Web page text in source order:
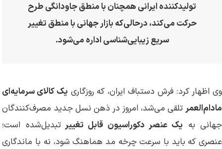
تولیدکننده ایرانی همچنان با منطق جاودانگی طرح
حرکت می‌کند، درحالی‌که بازار جهانی با منطق تغییر
سریع زیبایی‌شناسی اداره می‌شود.
وی اظهار کرد: فرش دستباف ایران، که روزگاری یک کالای سرمایه‌ای
مادام‌العمرتلقی می‌شد، امروز در ذهن نسل جدید مصرف‌کنندگان
جهانی به یک عنصر دکوراسیون قابل‌ تغییرتبدیل‌شده است؛
عنصری که باید با سرعت چرخه مد هماهنگ شود، نه با ماندگاری